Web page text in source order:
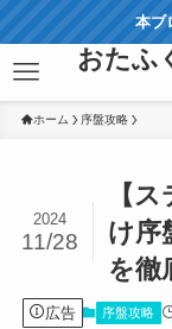
本ブ
おたふ
ホーム 序盤攻略
【
け序
を徹
2024
11/28
広告 序盤攻略